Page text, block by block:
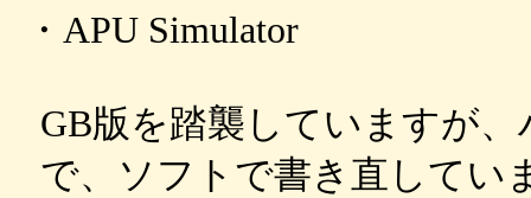
・APU Simulator
GB版を踏襲していますが
で、ソフトで書き直してい